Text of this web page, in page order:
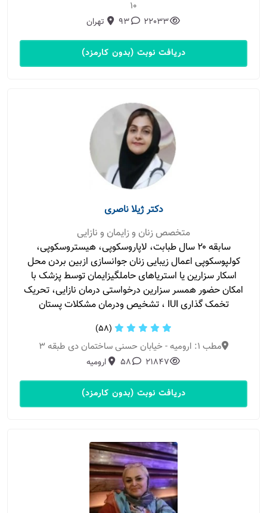
10
22033
93 تهران
دریافت نوبت (بدون کارمزد)
دکتر ژیلا ناصری
متخصص زنان و زایمان و نازایی
سابقه ۲۰ سال طبابت، لاپاروسکوپی، هیستروسکوپی،
کولپوسکوپی اعمال زیبایی زنان جوانسازی ازبین بردن محل
اسکار سزارین یا استریاهای حاملگیزایمان توسط پزشک با
امکان حضور همسر سزارین درخواستی درمان نازایی، تحریک
تخمک گذاری IUI ، تشخیص ودرمان مشکلات پستان
(58)
مطب 1: ارومیه - خیابان حسنی ساختمان دی طبقه ۳
21847
58 ارومیه
دریافت نوبت (بدون کارمزد)